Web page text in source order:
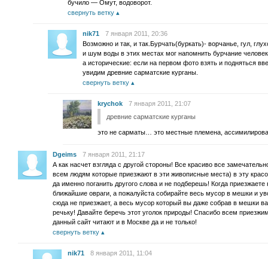
бучило — Омут, водоворот.
свернуть ветку
nik71
7 января 2011, 20:36
Возможно и так, и так.Бурчать(буркать)- ворчанье, гул,
и шум воды в этих местах мог напомнить бурчание
а исторические: если на первом фото взять и подняться
увидим древние сарматские курганы.
свернуть ветку
krychok
7 января 2011, 21:07
древние сарматские курганы
это не сарматы… это местные племена,
Dgeims
7 января 2011, 21:17
А как насчет взгляда с другой стороны! Все красиво все
всем людям которые приезжают в эти живописные места) в эту
да именно поганить другого слова и не подберешь! Когда
ближайшие овраги, а пожалуйста собирайте весь мусор в мешки и
сюда не приезжает, а весь мусор который вы даже собрав в мешки
речьку! Давайте беречь этот уголок природы! Спасибо всем
данный сайт читают и в Москве да и не только!
свернуть ветку
nik71
8 января 2011, 11:04